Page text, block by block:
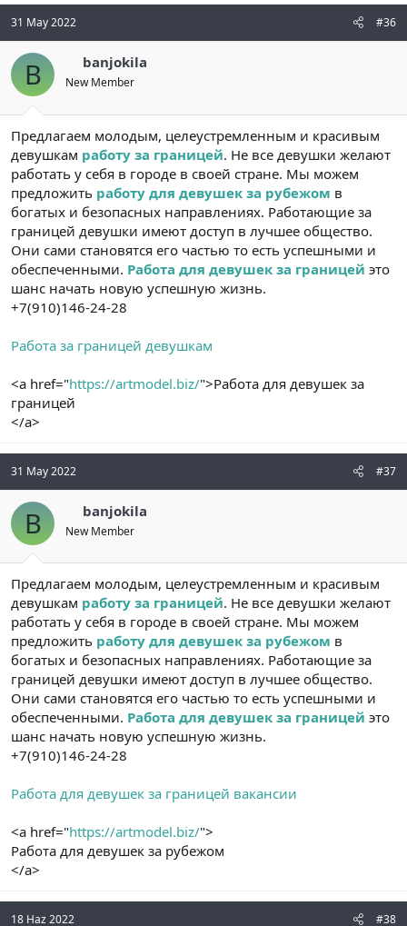
31 May 2022 #36
B banjokila
New Member
Предлагаем молодым, целеустремленным и красивым
девушкам работу за границей. Не все девушки желают
работать у себя в городе в своей стране. Мы можем
предложить работу для девушек за рубежом в
богатых и безопасных направлениях. Работающие за
границей девушки имеют доступ в лучшее общество.
Они сами становятся его частью то есть успешными и
обеспеченными. Работа для девушек за границей это
шанс начать новую успешную жизнь.
+7(910)146-24-28
Работа за границей девушкам
<a href="https://artmodel.biz/">Работа для девушек за
границей
</a>
31 May 2022 #37
B banjokila
New Member
Предлагаем молодым, целеустремленным и красивым
девушкам работу за границей. Не все девушки желают
работать у себя в городе в своей стране. Мы можем
предложить работу для девушек за рубежом в
богатых и безопасных направлениях. Работающие за
границей девушки имеют доступ в лучшее общество.
Они сами становятся его частью то есть успешными и
обеспеченными. Работа для девушек за границей это
шанс начать новую успешную жизнь.
+7(910)146-24-28
Работа для девушек за границей вакансии
<a href="https://artmodel.biz/">
Работа для девушек за рубежом
</a>
18 Haz 2022 #38